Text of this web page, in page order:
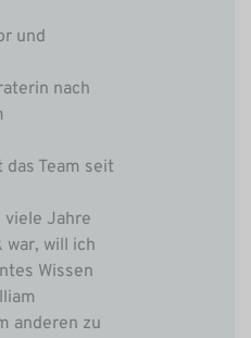
und
nach
Team seit
viele Jahre
war, will ich
Wissen
anderen zu